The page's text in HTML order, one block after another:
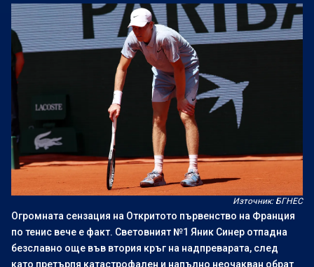
Източник: БГНЕС
Огромната сензация на Откритото първенство на Франция
по тенис вече е факт. Световният №1 Яник Синер отпадна
безславно още във втория кръг на надпреварата, след
като претърпя катастрофален и напълно неочакван обрат